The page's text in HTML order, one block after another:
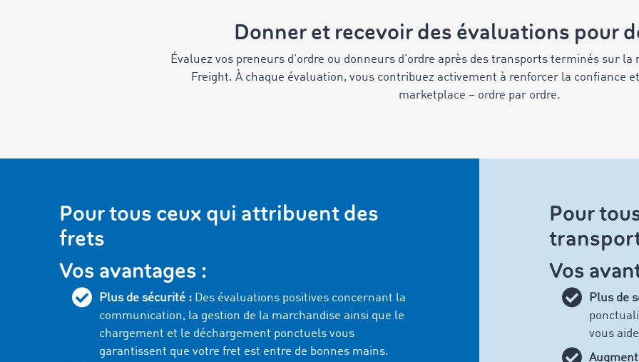
Donner et recevoir des évaluations pour
Évaluez vos preneurs d’ordre ou donneurs d’ordre après des transports terminés sur la
Freight. À chaque évaluation, vous contribuez activement à renforcer la confiance
marketplace – ordre par ordre.
Pour tous ceux qui attribuent des
frets
Vos avantages :
Plus de sécurité : Des évaluations positives concernant la
communication, la gestion de la marchandise ainsi que le
chargement et le déchargement ponctuels vous
garantissent que votre fret est entre de bonnes mains.
Pour
Vos
Plus de
vous